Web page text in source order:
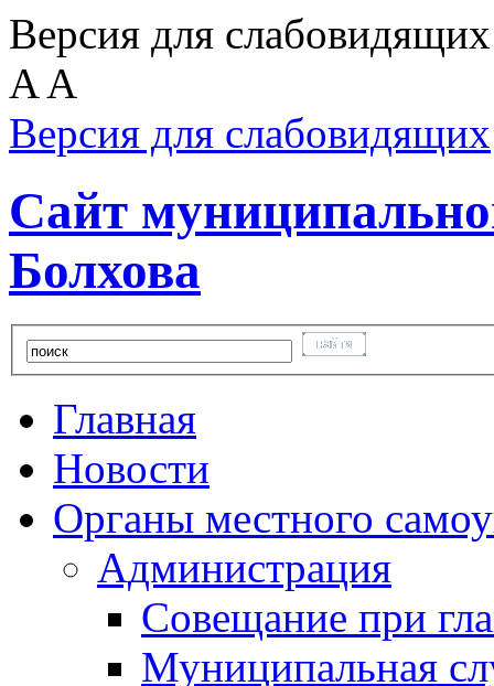
Версия для
A A
Версия для слабовидящих
Сайт
Болхова
Главная
Новости
Органы местного
Администрация
Совещание при
Муниципальная